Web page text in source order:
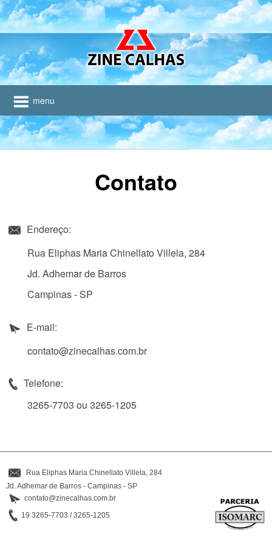
menu
Contato
Endereço:
Rua Eliphas Maria Chinellato Villela, 284
Jd. Adhemar de Barros
Campinas - SP
E-mail:
contato@zinecalhas.com.br
Telefone:
3265-7703 ou 3265-1205
Rua Eliphas Maria Chinellato Villela, 284
Jd. Adhemar de Barros - Campinas - SP
contato@zinecalhas.com.br
19 3265-7703 / 3265-1205